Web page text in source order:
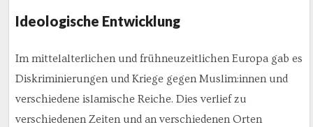
Ideologische Entwicklung
Im mittelalterlichen und frühneuzeitlichen Europa gab es
Diskriminierungen und Kriege gegen Muslim:innen und
verschiedene islamische Reiche. Dies verlief zu
verschiedenen Zeiten und an verschiedenen Orten